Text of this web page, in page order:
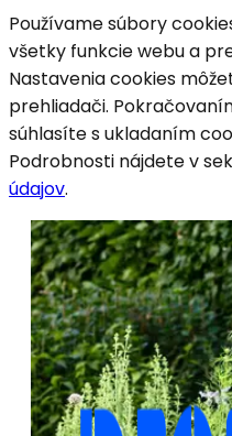
Používame súbory
všetky funkcie webu a
Nastavenia cookies
prehliadači.
súhlasíte s ukladaním
Podrobnosti nájdete v
údajov.